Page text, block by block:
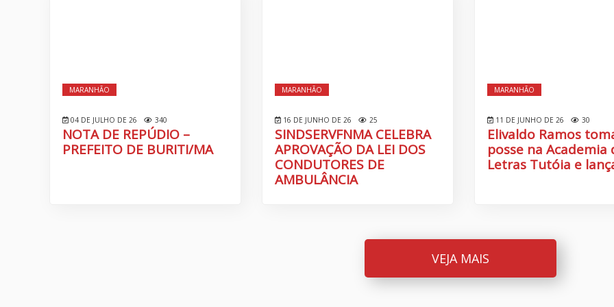
MARANHÃO
04 DE JULHO DE 26 340
NOTA DE REPÚDIO –
PREFEITO DE BURITI/MA
MARANHÃO
16 DE JUNHO DE 26 25
SINDSERVFNMA CELEBRA
APROVAÇÃO DA LEI DOS
CONDUTORES DE
AMBULÂNCIA
MARANHÃO
11 DE JUNHO DE 26 30
Elivaldo Ramos
posse na Academia
Letras Tutóia e
VEJA MAIS